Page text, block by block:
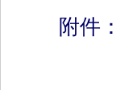
附件：